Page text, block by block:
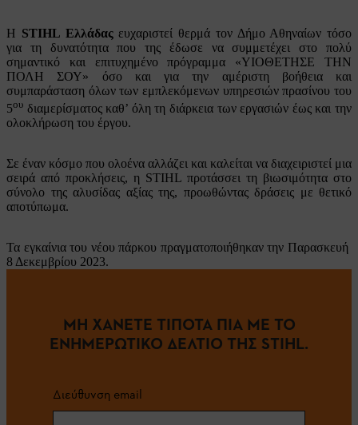
Η STIHL Ελλάδαςευχαριστεί θερμά τον Δήμο Αθηναίων τόσο
για τη δυνατότητα που της έδωσε να συμμετέχει στο πολύ
σημαντικό και επιτυχημένο πρόγραμμα «ΥΙΟΘΕΤΗΣΕ ΤΗΝ
ΠΟΛΗ ΣΟΥ» όσο και για την αμέριστη βοήθεια και
συμπαράσταση όλων των εμπλεκόμενων υπηρεσιών πρασίνου του
5ου διαμερίσματος καθ’ όλη τη διάρκεια των εργασιών έως και την
ολοκλήρωση του έργου.
Σε έναν κόσμο που ολοένα αλλάζει και καλείται να διαχειριστεί μια
σειρά από προκλήσεις, η STIHL προτάσσει τη βιωσιμότητα στο
σύνολο της αλυσίδας αξίας της, προωθώντας δράσεις με θετικό
αποτύπωμα.
Τα εγκαίνια του νέου πάρκου πραγματοποιήθηκαν την Παρασκευή
8 Δεκεμβρίου 2023.
ΜΗ ΧΑΝΕΤΕ ΤΙΠΟΤΑ ΠΙΑ ΜΕ ΤΟ
ΕΝΗΜΕΡΩΤΙΚΟ ΔΕΛΤΙΟ ΤΗΣ STIHL.
Διεύθυνση email